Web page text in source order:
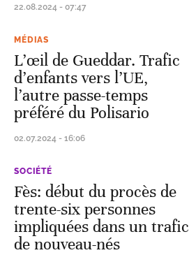
22.08.2024 - 07:47
MÉDIAS
L’œil de Gueddar. Trafic
d’enfants vers l’UE,
l’autre passe-temps
préféré du Polisario
02.07.2024 - 16:06
SOCIÉTÉ
Fès: début du procès de
trente-six personnes
impliquées dans un trafic
de nouveau-nés